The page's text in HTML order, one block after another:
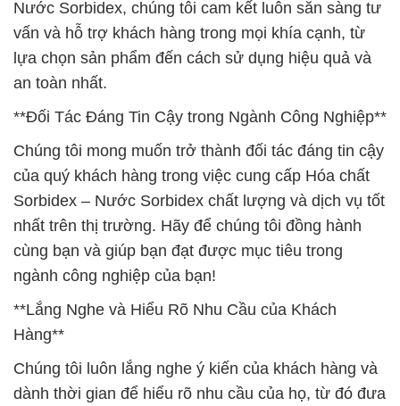
Nước Sorbidex, chúng tôi cam kết luôn sẵn sàng tư
vấn và hỗ trợ khách hàng trong mọi khía cạnh, từ
lựa chọn sản phẩm đến cách sử dụng hiệu quả và
an toàn nhất.
**Đối Tác Đáng Tin Cậy trong Ngành Công Nghiệp**
Chúng tôi mong muốn trở thành đối tác đáng tin cậy
của quý khách hàng trong việc cung cấp Hóa chất
Sorbidex – Nước Sorbidex chất lượng và dịch vụ tốt
nhất trên thị trường. Hãy để chúng tôi đồng hành
cùng bạn và giúp bạn đạt được mục tiêu trong
ngành công nghiệp của bạn!
**Lắng Nghe và Hiểu Rõ Nhu Cầu của Khách
Hàng**
Chúng tôi luôn lắng nghe ý kiến của khách hàng và
dành thời gian để hiểu rõ nhu cầu của họ, từ đó đưa